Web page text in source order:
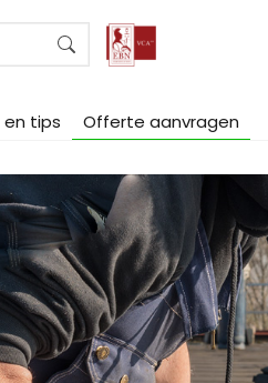
en tips Offerte aanvragen